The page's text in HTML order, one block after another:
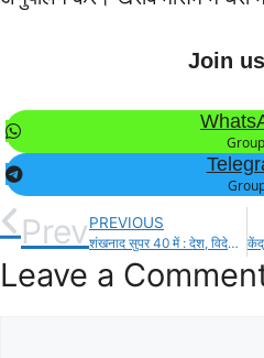
Join
Group
PrevPREVIOUS
शंखनाद सुपर 40 में : देश, विदेश और राज्यों से आज की 40 बड़ी खबरें!
Leave a